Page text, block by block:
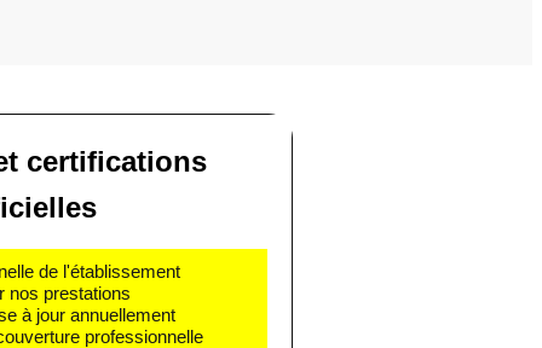
certifications
de l'établissement
nos prestations
à jour annuellement
professionnelle